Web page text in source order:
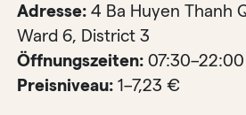
Adresse: 4 Ba Huyen Thanh
Ward 6, District 3
Öffnungszeiten: 07:30–22:00
Preisniveau: 1–7,23 €